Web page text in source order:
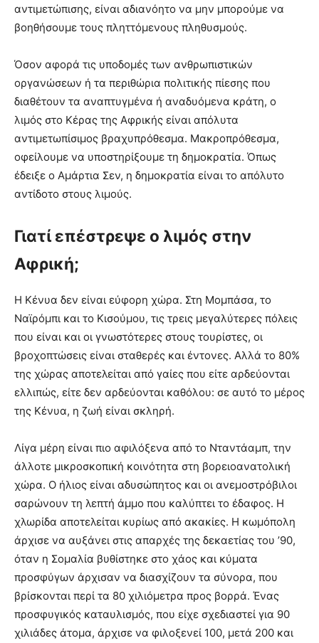
αντιμετώπισης, είναι αδιανόητο να μην μπορούμε να
βοηθήσουμε τους πληττόμενους πληθυσμούς.
Όσον αφορά τις υποδομές των ανθρωπιστικών
οργανώσεων ή τα περιθώρια πολιτικής πίεσης που
διαθέτουν τα αναπτυγμένα ή αναδυόμενα κράτη, ο
λιμός στο Κέρας της Αφρικής είναι απόλυτα
αντιμετωπίσιμος βραχυπρόθεσμα. Μακροπρόθεσμα,
οφείλουμε να υποστηρίξουμε τη δημοκρατία. Όπως
έδειξε ο Αμάρτια Σεν, η δημοκρατία είναι το απόλυτο
αντίδοτο στους λιμούς.
Γιατί επέστρεψε ο λιμός στην
Αφρική;
Η Κένυα δεν είναι εύφορη χώρα. Στη Μομπάσα, το
Ναϊρόμπι και το Κισούμου, τις τρεις μεγαλύτερες πόλεις
που είναι και οι γνωστότερες στους τουρίστες, οι
βροχοπτώσεις είναι σταθερές και έντονες. Αλλά το 80%
της χώρας αποτελείται από γαίες που είτε αρδεύονται
ελλιπώς, είτε δεν αρδεύονται καθόλου: σε αυτό το μέρος
της Κένυα, η ζωή είναι σκληρή.
Λίγα μέρη είναι πιο αφιλόξενα από το Νταντάαμπ, την
άλλοτε μικροσκοπική κοινότητα στη βορειοανατολική
χώρα. Ο ήλιος είναι αδυσώπητος και οι ανεμοστρόβιλοι
σαρώνουν τη λεπτή άμμο που καλύπτει το έδαφος. Η
χλωρίδα αποτελείται κυρίως από ακακίες. Η κωμόπολη
άρχισε να αυξάνει στις απαρχές της δεκαετίας του ’90,
όταν η Σομαλία βυθίστηκε στο χάος και κύματα
προσφύγων άρχισαν να διασχίζουν τα σύνορα, που
βρίσκονται περί τα 80 χιλιόμετρα προς βορρά. Ένας
προσφυγικός καταυλισμός, που είχε σχεδιαστεί για 90
χιλιάδες άτομα, άρχισε να φιλοξενεί 100, μετά 200 και